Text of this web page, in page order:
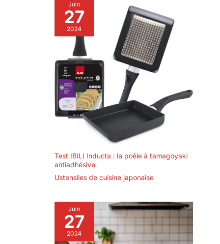
Juin
27
2024
Test IBILI Inducta : la poêle à tamagoyaki
antiadhésive
Ustensiles de cuisine japonaise
Juin
27
2024